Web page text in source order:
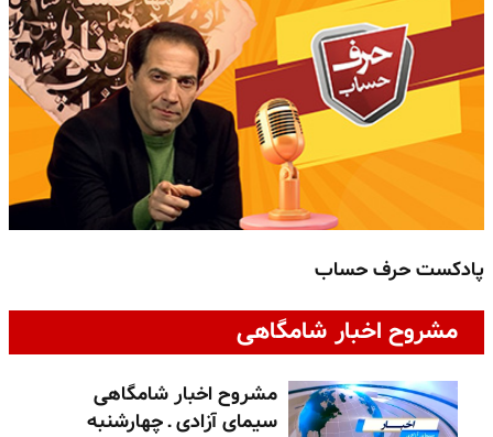
پادکست حرف حساب
مشروح اخبار شامگاهی
مشروح اخبار شامگاهی
سیمای آزادی ـ چهارشنبه